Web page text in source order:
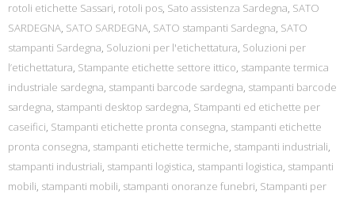
rotoli etichette Sassari, rotoli pos, Sato assistenza Sardegna, SATO
SARDEGNA, SATO SARDEGNA, SATO stampanti Sardegna, SATO
stampanti Sardegna, Soluzioni per l'etichettatura, Soluzioni per
l’etichettatura, Stampante etichette settore ittico, stampante termica
industriale sardegna, stampanti barcode sardegna, stampanti barcode
sardegna, stampanti desktop sardegna, Stampanti ed etichette per
caseifici, Stampanti etichette pronta consegna, stampanti etichette
pronta consegna, stampanti etichette termiche, stampanti industriali,
stampanti industriali, stampanti logistica, stampanti logistica, stampanti
mobili, stampanti mobili, stampanti onoranze funebri, Stampanti per